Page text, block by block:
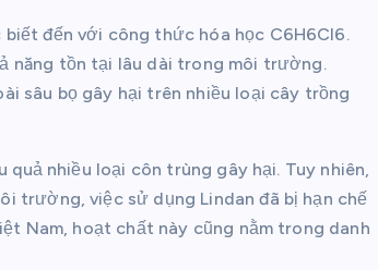
đến với công thức hóa học C6H6Cl6.
năng tồn tại lâu dài trong môi trường.
sâu bọ gây hại trên nhiều loại cây trồng
nhiều loại côn trùng gây hại. Tuy nhiên,
trường, việc sử dụng Lindan đã bị hạn chế
Nam, hoạt chất này cũng nằm trong danh